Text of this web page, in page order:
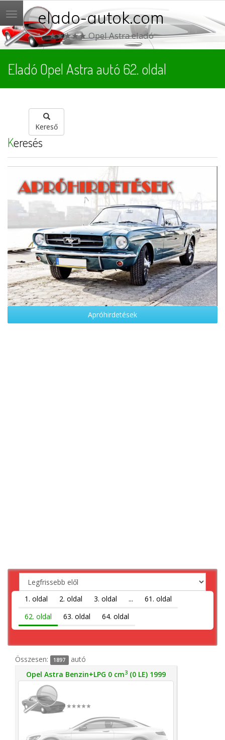
Menü elado-autok.com
★★★★★ Opel Astra eladó
Eladó Opel Astra autó 62. oldal
Kereső
Keresés
Apróhirdetések
1. oldal 2. oldal 3. oldal ...
61. oldal
62. oldal
63. oldal 64. oldal
Összesen: 1897 autó
Opel Astra Benzin+LPG 0 cm3 (0 LE) 1999